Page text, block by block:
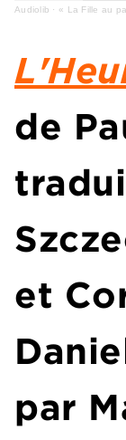
Audiolib · « La Fille au
de
et
par